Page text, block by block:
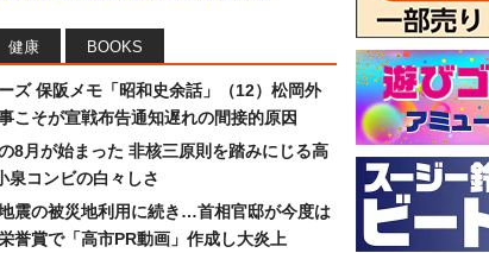
健康 BOOKS
ズ 保阪メモ「昭和史余話」（12）松岡外
こそが宣戦布告通知遅れの間接的原因
8月が始まった 非核三原則を踏みにじる高
泉コンビの白々しさ
震の被災地利用に続き…首相官邸が今度は
誉賞で「高市PR動画」作成し大炎上